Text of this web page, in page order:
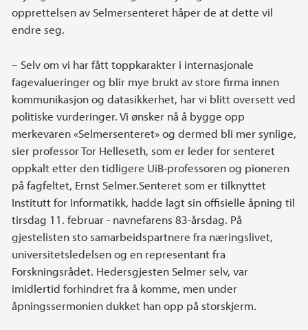
opprettelsen av Selmersenteret håper de at dette vil
endre seg.
– Selv om vi har fått toppkarakter i internasjonale
fagevalueringer og blir mye brukt av store firma innen
kommunikasjon og datasikkerhet, har vi blitt oversett ved
politiske vurderinger. Vi ønsker nå å bygge opp
merkevaren «Selmersenteret» og dermed bli mer synlige,
sier professor Tor Helleseth, som er leder for senteret
oppkalt etter den tidligere UiB-professoren og pioneren
på fagfeltet, Ernst Selmer.Senteret som er tilknyttet
Institutt for Informatikk, hadde lagt sin offisielle åpning til
tirsdag 11. februar - navnefarens 83-årsdag. På
gjestelisten sto samarbeidspartnere fra næringslivet,
universitetsledelsen og en representant fra
Forskningsrådet. Hedersgjesten Selmer selv, var
imidlertid forhindret fra å komme, men under
åpningssermonien dukket han opp på storskjerm.